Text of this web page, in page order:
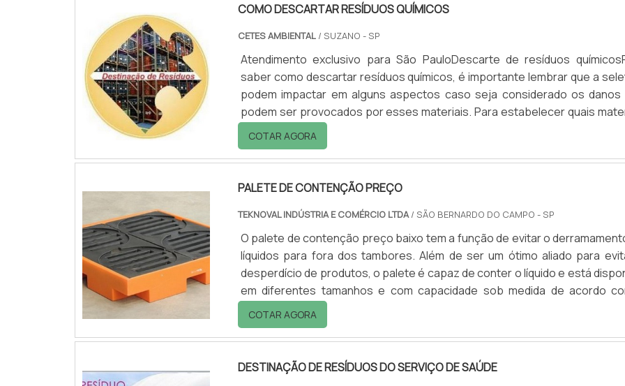
COMO DESCARTAR RESÍDUOS QUÍMICOS
CETES AMBIENTAL/ SUZANO - SP
Atendimento exclusivo para São PauloDescarte de resíduos
saber como descartar resíduos químicos, é importante lembrar que a
podem impactar em alguns aspectos caso seja considerado os danos
podem ser provocados por esses materiais. Para estabelecer quais
necessitam da coleta de resíduos perigosos, a ABNT definiu e elencou
detritos gerados em atividades que vão das domésticas às ambulatoriais,
industriais que apresentam periculosidade.Principais tipos Cor.
COTAR AGORA
PALETE DE CONTENÇÃO PREÇO
TEKNOVAL INDÚSTRIA E COMÉRCIO LTDA/ SÃO BERNARDO DO CAMPO - SP
O palete de contenção preço baixo tem a função de evitar o
líquidos para fora dos tambores. Além de ser um ótimo aliado para
desperdício de produtos, o palete é capaz de conter o líquido e está
em diferentes tamanhos e com capacidade sob medida de acordo
necessidade do cliente. DIFERENCIAIS DO PRODUTO Outra vantagem é
palete de contenção consegue recuperar o líquido vazado, o que
melhor custo-benefício, bem como a praticidade na hora da lim.
COTAR AGORA
DESTINAÇÃO DE RESÍDUOS DO SERVIÇO DE SAÚDE